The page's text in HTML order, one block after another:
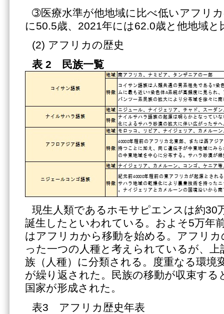
➂医療水準が他地域に比べ低いアフリ
に50.5歳、2021年には62.0歳と他地域と
(2) アフリカの歴史
表 2 民族一覧
現生人類であるホモサピエンスは約30
誕生したといわれている。およそ5万年
はアフリカから移動を始める。アフリ
った一つの人種と考えられているが、
族（人種）に分類される。度重なる環境
が繰り返された。民族の移動が収束する
国家が形成された。
表3 アフリカ歴史年表